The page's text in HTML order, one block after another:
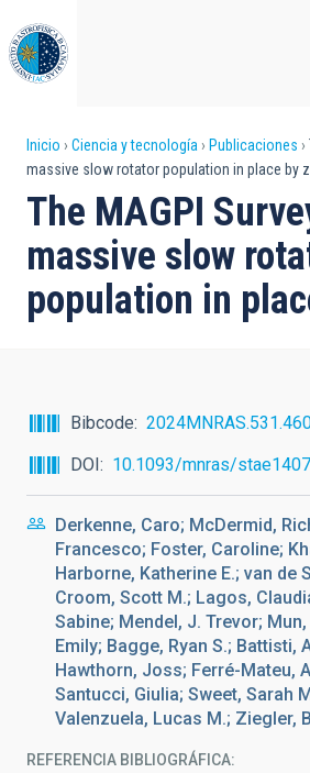
al
contenido
principal
Sobrescribir
enlaces
de
ayuda
a
Inicio Ciencia y tecnología Publicaciones
massive slow rotator population in place by
The MAGPI
massive slow
population in
Bibcode
DOI
10.1093/mnras/stae1407
Derkenne, Caro; McDermid,
Francesco; Foster, Caroline;
Harborne, Katherine E.; van de
Croom, Scott M.; Lagos,
Sabine; Mendel, J. Trevor;
Emily; Bagge, Ryan S.; Battisti,
Hawthorn, Joss; Ferré-Mateu,
Santucci, Giulia; Sweet, Sarah
Valenzuela, Lucas M.; Ziegler,
REFERENCIA BIBLIOGRÁFICA